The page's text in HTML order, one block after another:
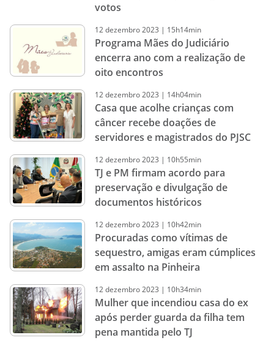
votos
12dezembro2023 | 15h14min
Programa Mães do Judiciário
encerra ano com a realização de
oito encontros
12dezembro2023 | 14h04min
Casa que acolhe crianças com
câncer recebe doações de
servidores e magistrados do PJSC
12dezembro2023 | 10h55min
TJ e PM firmam acordo para
preservação e divulgação de
documentos históricos
12dezembro2023 | 10h42min
Procuradas como vítimas de
sequestro, amigas eram cúmplices
em assalto na Pinheira
12dezembro2023 | 10h34min
Mulher que incendiou casa do ex
após perder guarda da filha tem
pena mantida pelo TJ